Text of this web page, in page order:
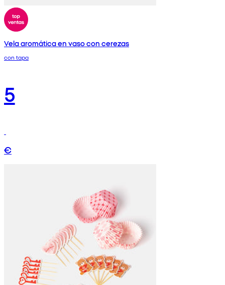
Vela aromática en vaso con cerezas
con tapa
5
€